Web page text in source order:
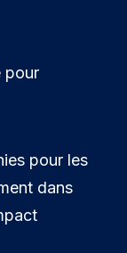
pour
pour les
dans